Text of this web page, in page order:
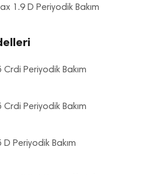
1.9 D Periyodik Bakım
Crdi Periyodik Bakım
Crdi Periyodik Bakım
Periyodik Bakım